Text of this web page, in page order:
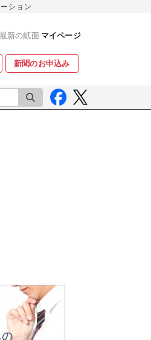
ション
最新の紙面 マイページ
新聞のお申込み
検索